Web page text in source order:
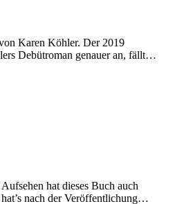
Karen Köhler. Der 2019
Debütroman genauer an, fällt…
hat dieses Buch auch
nach der Veröffentlichung…